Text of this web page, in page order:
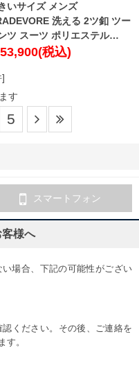
いサイズ メンズ
洗える 2ツ釦 ツー
ツ スーツ ポリエステル
ビジネススーツ リクルー
税込)
す
5
スマートフォン
様へ
場合、下記の可能性がござい
ください。その後、ご連絡を
す。